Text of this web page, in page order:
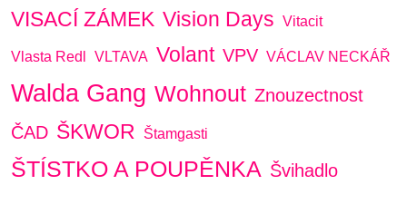
VISACÍ ZÁMEK Vision Days Vitacit
Vlasta Redl VLTAVA Volant VPV VÁCLAV NECKÁŘ
Walda Gang Wohnout Znouzectnost
ČAD ŠKWOR Štamgasti
ŠTÍSTKO A POUPĚNKA Švihadlo